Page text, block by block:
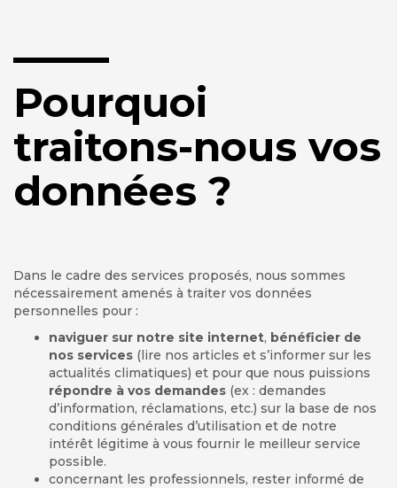
Pourquoi
traitons-nous vos
données ?
Dans le cadre des services proposés, nous sommes
nécessairement amenés à traiter vos données
personnelles pour :
naviguer sur notre site internet, bénéficier de
nos services (lire nos articles et s’informer sur les
actualités climatiques) et pour que nous puissions
répondre à vos demandes (ex : demandes
d’information, réclamations, etc.) sur la base de nos
conditions générales d’utilisation et de notre
intérêt légitime à vous fournir le meilleur service
possible.
concernant les professionnels, rester informé de